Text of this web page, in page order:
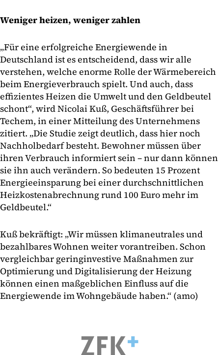
Weniger heizen, weniger zahlen
„Für eine erfolgreiche Energiewende in
Deutschland ist es entscheidend, dass wir alle
verstehen, welche enorme Rolle der Wärmebereich
beim Energieverbrauch spielt. Und auch, dass
effizientes Heizen die Umwelt und den Geldbeutel
schont“, wird Nicolai Kuß, Geschäftsführer bei
Techem, in einer Mitteilung des Unternehmens
zitiert. „Die Studie zeigt deutlich, dass hier noch
Nachholbedarf besteht. Bewohner müssen über
ihren Verbrauch informiert sein – nur dann können
sie ihn auch verändern. So bedeuten 15 Prozent
Energieeinsparung bei einer durchschnittlichen
Heizkostenabrechnung rund 100 Euro mehr im
Geldbeutel.“
Kuß bekräftigt: „Wir müssen klimaneutrales und
bezahlbares Wohnen weiter vorantreiben. Schon
vergleichbar geringinvestive Maßnahmen zur
Optimierung und Digitalisierung der Heizung
können einen maßgeblichen Einfluss auf die
Energiewende im Wohngebäude haben.“ (amo)